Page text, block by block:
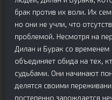
брак против их воли. Их
но они не учли, что
проблемой. Несмотря на
Дилан и Бурак со
объединяет обида на тех,
судьбами. Они начинают
делятся своими
постепенно зарождается